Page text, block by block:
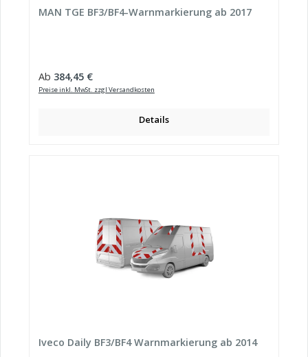
MAN TGE BF3/BF4-Warnmarkierung ab 2017
Regulärer Preis:
Ab 384,45 €
Preise inkl. MwSt. zzgl Versandkosten
Details
Iveco Daily BF3/BF4 Warnmarkierung ab 2014